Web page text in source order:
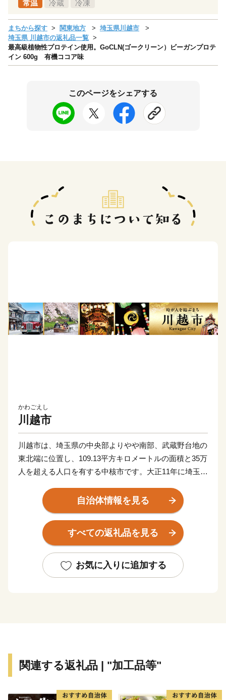
常温 冷蔵 冷凍
まちから探す 関東地方
埼玉県川越市
埼玉県 川越市の返礼品一覧
最高級植物性プロテイン使用。GoCLN(ゴークリーン）ビーガンプロテ
イン 600g 有機ココア味
このページをシェアする
かわごえし
川越市
川越市は、埼玉県の中央部よりやや南部、武蔵野台地の
東北端に位置し、109.13平方キロメートルの面積と35万
人を超える人口を有する中核市です。大正11年に埼玉県
を迎えます。
遠く古代より交通の要衝、入間地域の政治の中心として
発展してきた川越は、平安時代には桓武平氏の流れをく
町時代には、河越城を築城した太田道真・道灌父子の活
躍により、扇谷上杉氏（おうぎがやつうえすぎし）が関
ベッドタウンでありながら、商品作物などを生産する近
た商工業、豊かな歴史と文化を資源とする観光など、充
自治体情報を見る
すべての返礼品を見る
お気に入りに追加する
関連する返礼品 | "加工品等"